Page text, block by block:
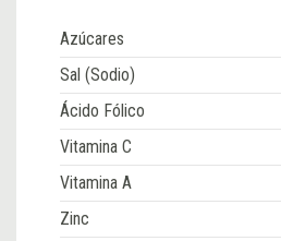
Azúcares
Sal (Sodio)
Ácido Fólico
Vitamina C
Vitamina A
Zinc